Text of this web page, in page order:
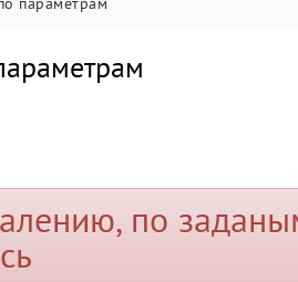
параметрам
по